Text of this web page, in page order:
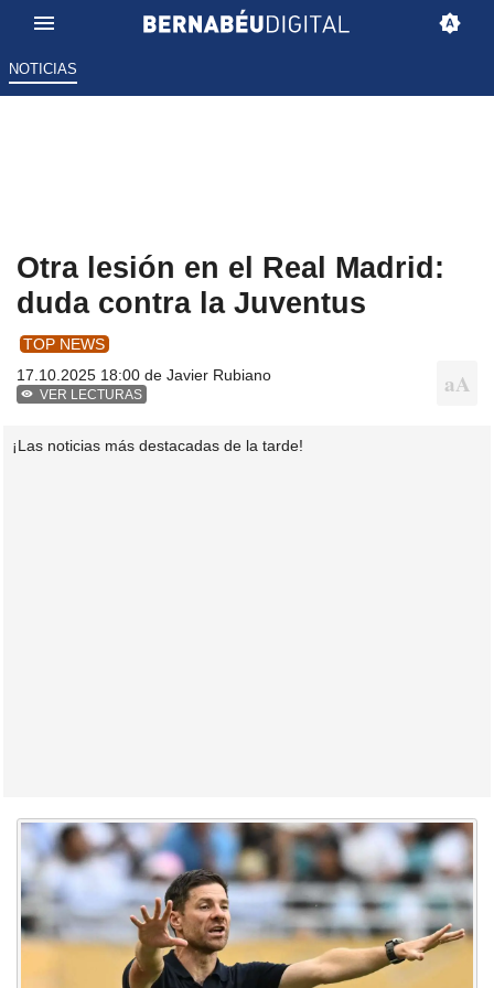
NOTICIAS
Otra lesión en el Real Madrid:
duda contra la Juventus
TOP NEWS
17.10.2025 18:00 de Javier Rubiano
VER LECTURAS
¡Las noticias más destacadas de la tarde!